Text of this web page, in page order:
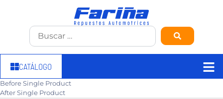
CATÁLOGO
Before Single Product
After Single Product